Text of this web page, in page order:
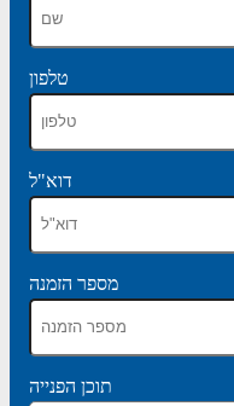
טלפון
דוא"ל
מספר הזמנה
תוכן הפנייה